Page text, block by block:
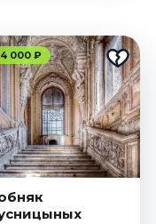
000 ₽